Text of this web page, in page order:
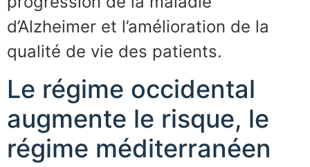
d’Alzheimer et l’amélioration de la
qualité de vie des patients.
Le régime occidental
augmente le risque, le
régime méditerranéen